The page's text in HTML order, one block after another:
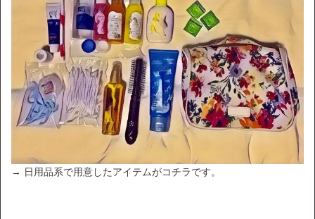
→ 日用品系で用意したアイテムがコチラです。